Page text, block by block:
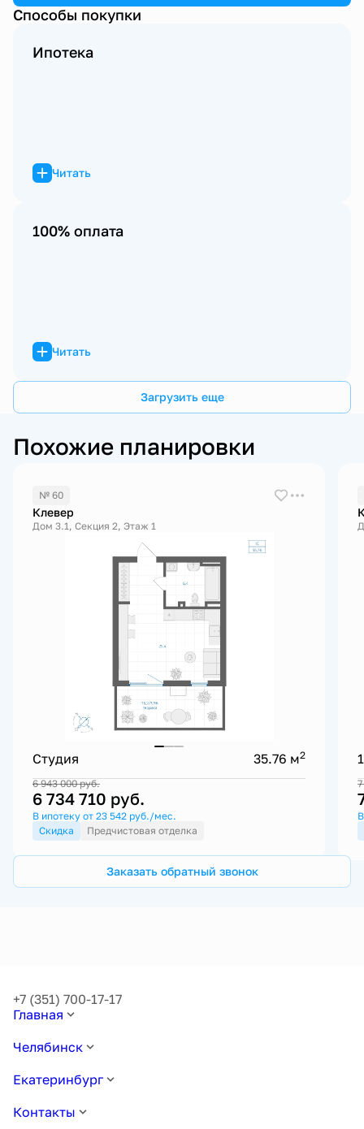
Способы покупки
Ипотека
Читать
100% оплата
Читать
Загрузить еще
Похожие планировки
№ 60
Клевер
Дом 3.1, Секция 2, Этаж 1
Студия 35.76 м2
6 943 000руб.
6 734 710 руб.
В ипотеку от 23 542 руб./мес.
Скидка
Предчистовая отделка
Заказать обратный звонок
Главная
Челябинск
Екатеринбург
Контакты
+7 (351) 700-17-17